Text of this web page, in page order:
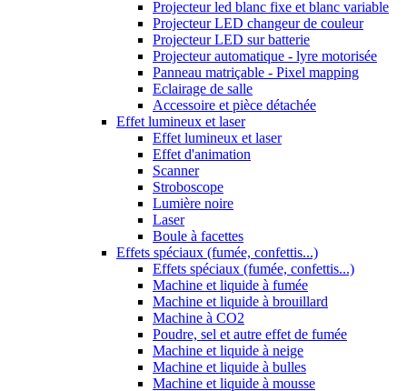
Projecteur led blanc fixe et blanc variable
Projecteur LED changeur de couleur
Projecteur LED sur batterie
Projecteur automatique - lyre motorisée
Panneau matriçable - Pixel mapping
Eclairage de salle
Accessoire et pièce détachée
Effet lumineux et laser
Effet lumineux et laser
Effet d'animation
Scanner
Stroboscope
Lumière noire
Laser
Boule à facettes
Effets spéciaux (fumée, confettis...)
Effets spéciaux (fumée, confettis...)
Machine et liquide à fumée
Machine et liquide à brouillard
Machine à CO2
Poudre, sel et autre effet de fumée
Machine et liquide à neige
Machine et liquide à bulles
Machine et liquide à mousse